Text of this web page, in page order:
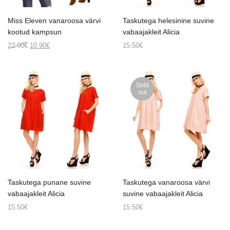
Miss Eleven vanaroosa värvi
kootud kampsun
22.00€ Original
22.00€.
10.90€Current
Taskutega helesinine suvine
vabaajakleit Alicia
15.50€
Taskutega punane suvine
vabaajakleit Alicia
15.50€
Sold
out
Taskutega vanaroosa värvi
suvine vabaajakleit Alicia
15.50€